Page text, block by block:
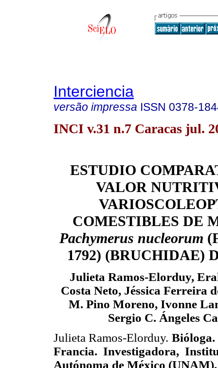
Interciencia
versão impressa ISSN 0378-
INCI v.31 n.7 Caracas jul.
ESTUDIO
VALOR
COMESTIBLES DE
Pachymerus nucleorum
1792) (BRUCHIDAE)
Julieta Ramos-Elorduy,
Costa Neto, Jéssica Ferreira
M. Pino Moreno, Ivonne
Sergio C. Ángeles
Julieta Ramos-Elorduy. Bióloga.
Francia. Investigadora,
Autónoma de México